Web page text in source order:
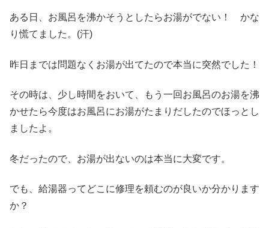
ある日、お風呂を沸かそうとしたらお湯がでない！ かな
り慌てました。(汗)
昨日までは問題なくお湯が出てたので本当に突然でした！
その時は、少し時間をおいて、もう一回お風呂のお湯を沸
かせたら今度はお風呂にお湯がたまりだしたのでほっとし
ましたよ。
冬だったので、お湯が出ないのは本当に大変です。
でも、給湯器ってどこに修理を頼むのが良いか分かります
か？